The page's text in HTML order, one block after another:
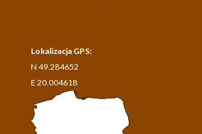
Lokalizacja GPS:
N 49.284652
E 20.004618